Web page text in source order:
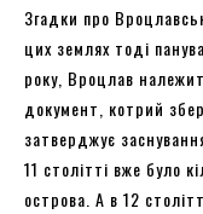
Згадки про
цих землях тоді
року, Вроцлав
документ, котрий
затверджує
11 столітті вже було
острова. А в 12